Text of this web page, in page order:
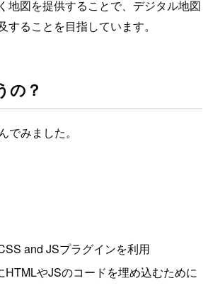
地図を提供することで、デジタル地図
することを目指しています。
の？
でみました。
and JSプラグインを利用
HTMLやJSのコードを埋め込むために